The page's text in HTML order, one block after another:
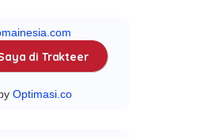
di Trakteer
Optimasi.co